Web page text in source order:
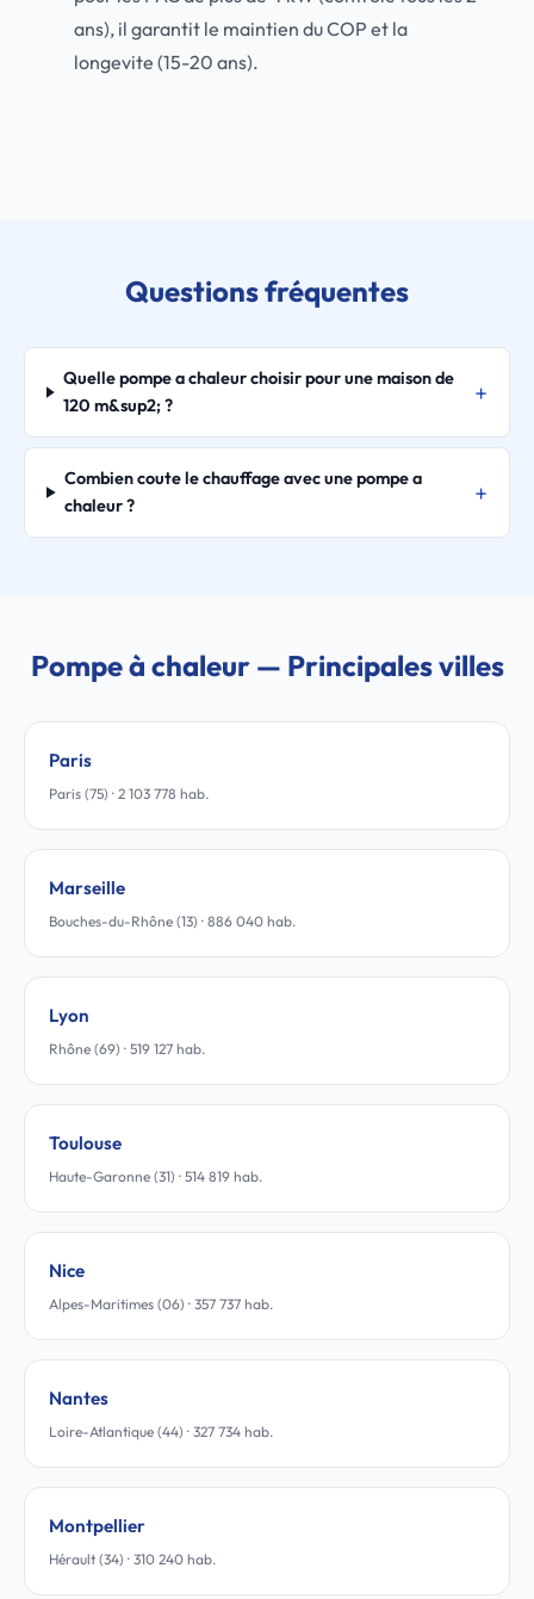
ans), il garantit le maintien du COP et la
longevite (15-20 ans).
Questions fréquentes
Quelle pompe a chaleur choisir pour une maison de
120 m&sup2; ?
Combien coute le chauffage avec une pompe a
chaleur ?
Pompe à chaleur — Principales villes
Paris
Paris (75) · 2 103 778 hab.
Marseille
Bouches-du-Rhône (13) · 886 040 hab.
Lyon
Rhône (69) · 519 127 hab.
Toulouse
Haute-Garonne (31) · 514 819 hab.
Nice
Alpes-Maritimes (06) · 357 737 hab.
Nantes
Loire-Atlantique (44) · 327 734 hab.
Montpellier
Hérault (34) · 310 240 hab.